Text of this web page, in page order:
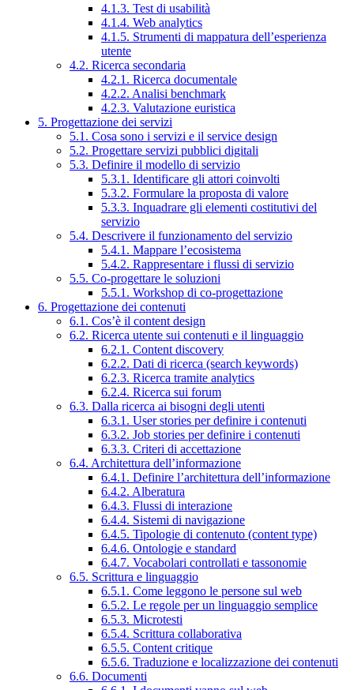
4.1.3. Test di usabilità
4.1.4. Web analytics
4.1.5. Strumenti di mappatura dell’esperienza
utente
4.2. Ricerca secondaria
4.2.1. Ricerca documentale
4.2.2. Analisi benchmark
4.2.3. Valutazione euristica
5. Progettazione dei servizi
5.1. Cosa sono i servizi e il service design
5.2. Progettare servizi pubblici digitali
5.3. Definire il modello di servizio
5.3.1. Identificare gli attori coinvolti
5.3.2. Formulare la proposta di valore
5.3.3. Inquadrare gli elementi costitutivi del
servizio
5.4. Descrivere il funzionamento del servizio
5.4.1. Mappare l’ecosistema
5.4.2. Rappresentare i flussi di servizio
5.5. Co-progettare le soluzioni
5.5.1. Workshop di co-progettazione
6. Progettazione dei contenuti
6.1. Cos’è il content design
6.2. Ricerca utente sui contenuti e il linguaggio
6.2.1. Content discovery
6.2.2. Dati di ricerca (search keywords)
6.2.3. Ricerca tramite analytics
6.2.4. Ricerca sui forum
6.3. Dalla ricerca ai bisogni degli utenti
6.3.1. User stories per definire i contenuti
6.3.2. Job stories per definire i contenuti
6.3.3. Criteri di accettazione
6.4. Architettura dell’informazione
6.4.1. Definire l’architettura dell’informazione
6.4.2. Alberatura
6.4.3. Flussi di interazione
6.4.4. Sistemi di navigazione
6.4.5. Tipologie di contenuto (content type)
6.4.6. Ontologie e standard
6.4.7. Vocabolari controllati e tassonomie
6.5. Scrittura e linguaggio
6.5.1. Come leggono le persone sul web
6.5.2. Le regole per un linguaggio semplice
6.5.3. Microtesti
6.5.4. Scrittura collaborativa
6.5.5. Content critique
6.5.6. Traduzione e localizzazione dei contenuti
6.6. Documenti